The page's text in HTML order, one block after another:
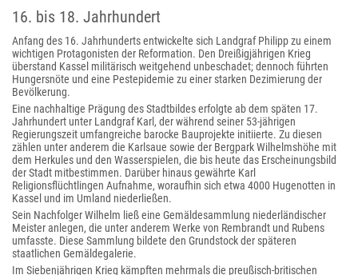
16. bis 18. Jahrhundert
Anfang des 16. Jahrhunderts entwickelte sich Landgraf Philipp zu einem
wichtigen Protagonisten der Reformation. Den Dreißigjährigen Krieg
überstand Kassel militärisch weitgehend unbeschadet; dennoch führten
Hungersnöte und eine Pestepidemie zu einer starken Dezimierung der
Bevölkerung.
Eine nachhaltige Prägung des Stadtbildes erfolgte ab dem späten 17.
Jahrhundert unter Landgraf Karl, der während seiner 53-jährigen
Regierungszeit umfangreiche barocke Bauprojekte initiierte. Zu diesen
zählen unter anderem die Karlsaue sowie der Bergpark Wilhelmshöhe mit
dem Herkules und den Wasserspielen, die bis heute das Erscheinungsbild
der Stadt mitbestimmen. Darüber hinaus gewährte Karl
Religionsflüchtlingen Aufnahme, woraufhin sich etwa 4000 Hugenotten in
Kassel und im Umland niederließen.
Sein Nachfolger Wilhelm ließ eine Gemäldesammlung niederländischer
Meister anlegen, die unter anderem Werke von Rembrandt und Rubens
umfasste. Diese Sammlung bildete den Grundstock der späteren
staatlichen Gemäldegalerie.
Im Siebenjährigen Krieg kämpften mehrmals die preußisch-britischen